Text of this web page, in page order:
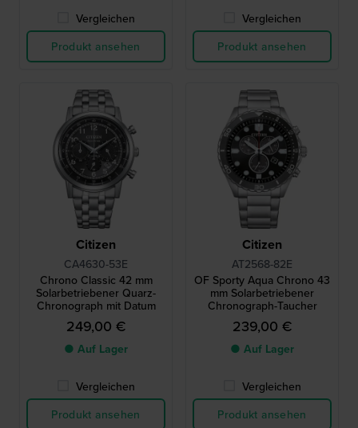
Vergleichen
Produkt ansehen
Vergleichen
Produkt ansehen
Citizen
CA4630-53E
Chrono Classic 42 mm
Solarbetriebener Quarz-
Chronograph mit Datum
249,00 €
● Auf Lager
Vergleichen
Produkt ansehen
Citizen
AT2568-82E
OF Sporty Aqua Chrono 43
mm Solarbetriebener
Chronograph-Taucher
239,00 €
● Auf Lager
Vergleichen
Produkt ansehen